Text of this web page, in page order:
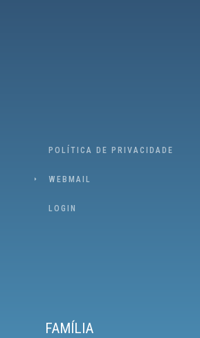
POLÍTICA DE PRIVACIDADE
WEBMAIL
LOGIN
FAMÍLIA